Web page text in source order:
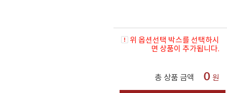
위 옵션선택 박스를 선택하시
면 상품이 추가됩니다.
총 상품 금액 0 원